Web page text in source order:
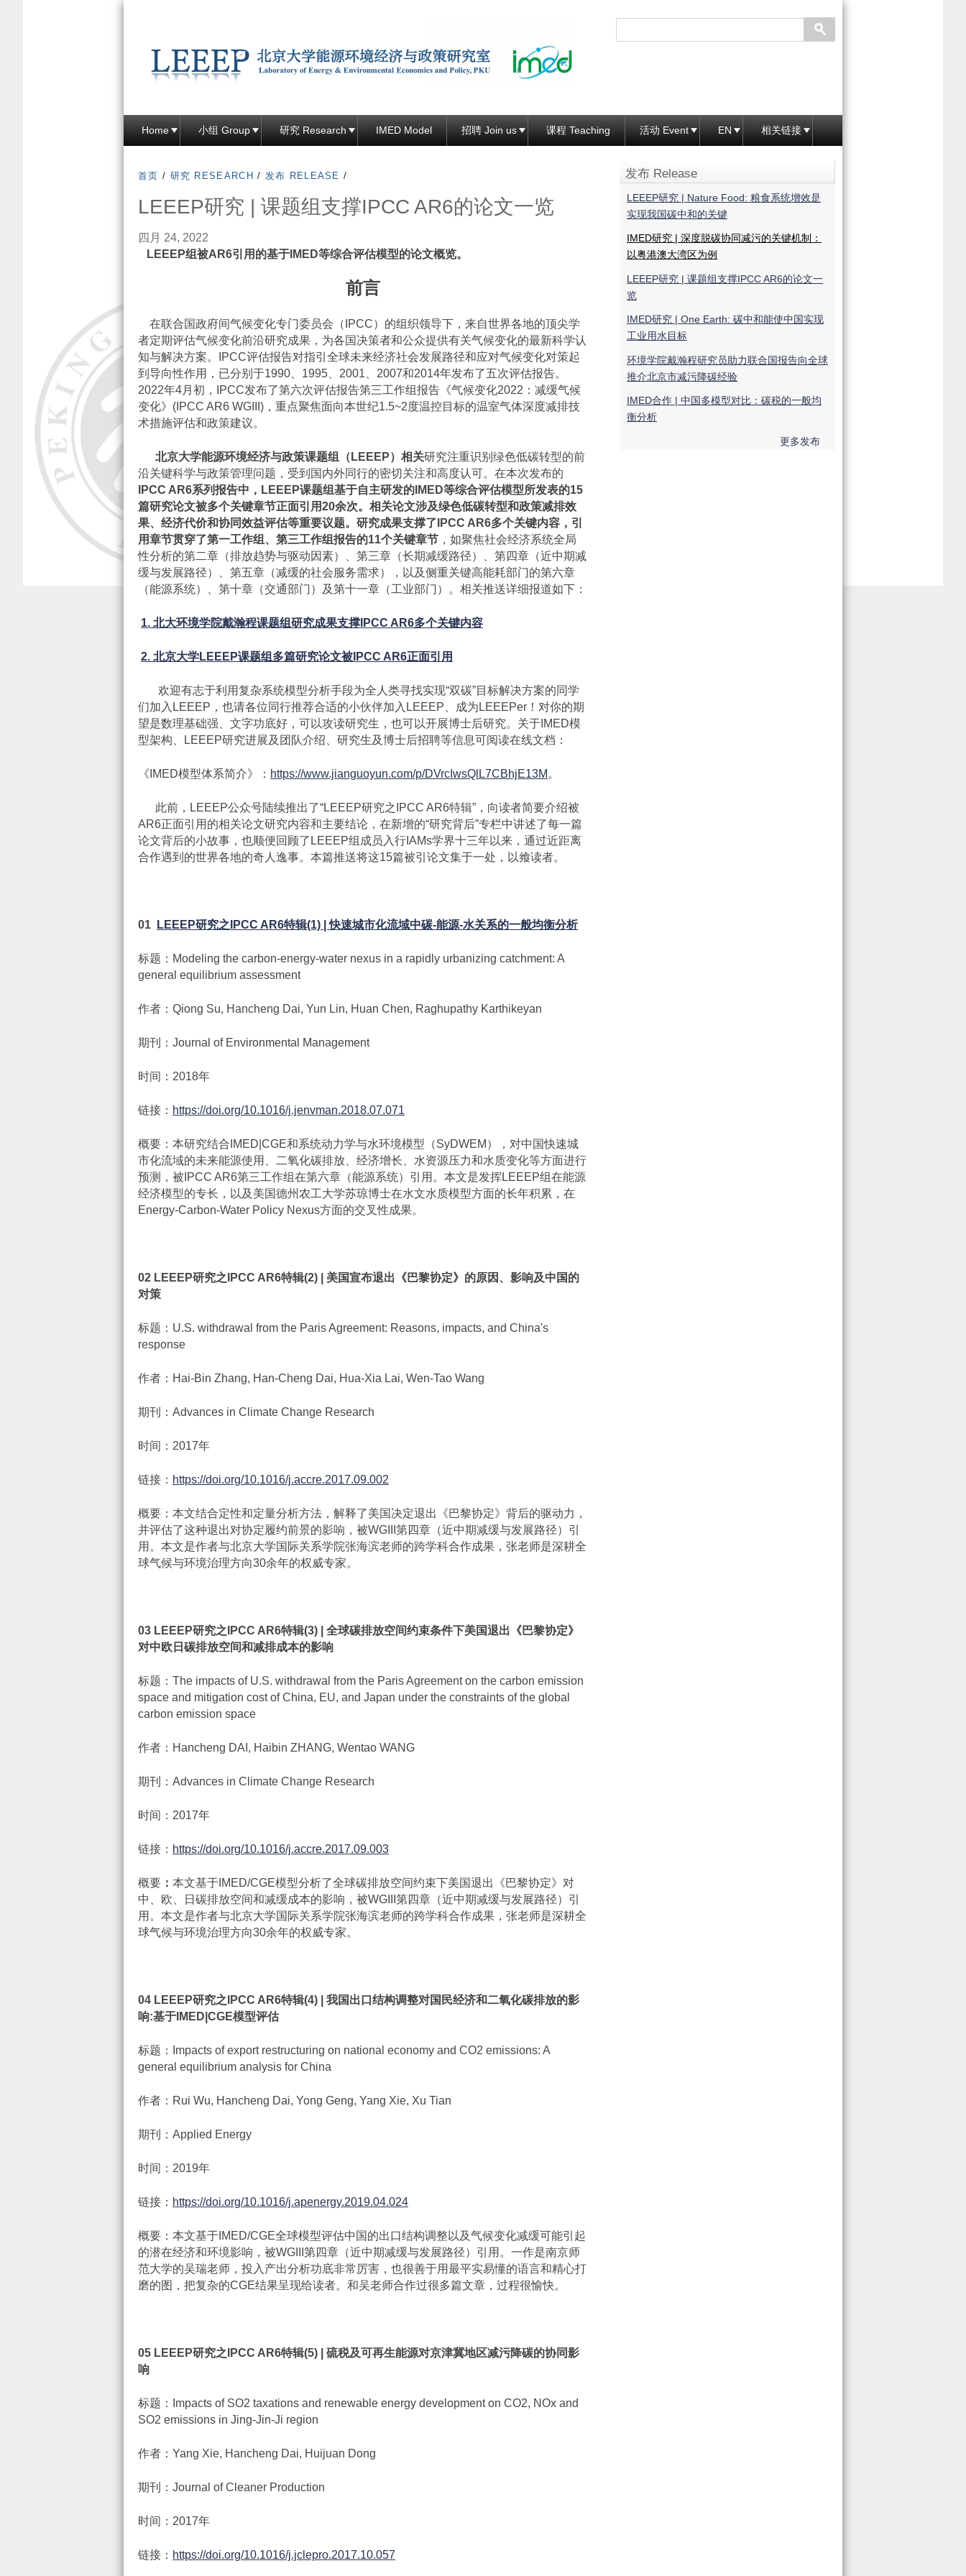
到
页
主
部
Home 小组 Group 研究 Research IMED Model 招聘 Join us 课程 Teaching 活动 Event EN 相关链接
首页 / 研究 RESEARCH / 发布 RELEASE /
LEEEP研究 | 课题组支撑IPCC AR6的论文一览
四月 24, 2022
LEEEP组被AR6引用的基于IMED等综合评估模型的论文概览。
前言
在联合国政府间气候变化专门委员会（IPCC）的组织领导下，来自世界各地的顶尖学
者定期评估气候变化前沿研究成果，为各国决策者和公众提供有关气候变化的最新科学认
知与解决方案。IPCC评估报告对指引全球未来经济社会发展路径和应对气候变化对策起
到导向性作用，已分别于1990、1995、2001、2007和2014年发布了五次评估报告。
2022年4月初，IPCC发布了第六次评估报告第三工作组报告《气候变化2022：减缓气候
变化》(IPCC AR6 WGIII)，重点聚焦面向本世纪1.5~2度温控目标的温室气体深度减排技
术措施评估和政策建议。
北京大学能源环境经济与政策课题组（ LEEEP） 相关研究注重识别绿色低碳转型的前
沿关键科学与政策管理问题，受到国内外同行的密切关注和高度认可。在本次发布的
IPCC AR6系列报告中， LEEEP课题组基于自主研发的 IMED等综合评估模型所发表的15
篇研究论文被多个关键章节正面引用20余次。相关论文涉及绿色低碳转型和政策减排效
果、经济代价和协同效益评估等重要议题。研究成果支撑了 IPCC AR6多个关键内容，引
用章节贯穿了第一工作组、第三工作组报告的11个关键章节 ，如聚焦社会经济系统全局
性分析的第二章（排放趋势与驱动因素）、第三章（长期减缓路径）、第四章（近中期减
缓与发展路径）、第五章（减缓的社会服务需求），以及侧重关键高能耗部门的第六章
（能源系统）、第十章（交通部门）及第十一章（工业部门）。相关推送详细报道如下：
1. 北大环境学院戴瀚程课题组研究成果支撑 IPCC AR6多个关键内容
2. 北京大学LEEEP课题组多篇研究论文被IPCC AR6正面引用
欢迎有志于利用复杂系统模型分析手段为全人类寻找实现“双碳”目标解决方案的同学
们加入LEEEP，也请各位同行推荐合适的小伙伴加入LEEEP、成为LEEEPer！对你的期
望是数理基础强、文字功底好，可以攻读研究生，也可以开展博士后研究。关于IMED模
型架构、LEEEP研究进展及团队介绍、研究生及博士后招聘等信息可阅读在线文档：
《IMED模型体系简介》： https://www.jianguoyun.com/p/DVrcIwsQlL7CBhjE13M 。
此前，LEEEP公众号陆续推出了“LEEEP研究之IPCC AR6特辑”，向读者简要介绍被
AR6正面引用的相关论文研究内容和主要结论，在新增的“研究背后”专栏中讲述了每一篇
论文背后的小故事，也顺便回顾了LEEEP组成员入行IAMs学界十三年以来，通过近距离
合作遇到的世界各地的奇人逸事。本篇推送将这15篇被引论文集于一处，以飨读者。
01 LEEEP研究之 IPCC AR6特辑(1) |快速城市化流域中碳-能源-水关系的一般均衡分析
标题：Modeling the carbon-energy-water nexus in a rapidly urbanizing catchment: A
general equilibrium assessment
作者：Qiong Su, Hancheng Dai, Yun Lin, Huan Chen, Raghupathy Karthikeyan
期刊：Journal of Environmental Management
时间：2018年
链接： https://doi.org/10.1016/j.jenvman.2018.07.071
概要：本研究结合IMED|CGE和系统动力学与水环境模型（SyDWEM），对中国快速城
市化流域的未来能源使用、二氧化碳排放、经济增长、水资源压力和水质变化等方面进行
预测，被IPCC AR6第三工作组在第六章（能源系统）引用。本文是发挥LEEEP组在能源
经济模型的专长，以及美国德州农工大学苏琼博士在水文水质模型方面的长年积累，在
Energy-Carbon-Water Policy Nexus方面的交叉性成果。
02 LEEEP研究之 IPCC AR6特辑(2) | 美国宣布退出《巴黎协定》的原因、影响及中国的
对策
标题：U.S. withdrawal from the Paris Agreement: Reasons, impacts, and China's
response
作者：Hai-Bin Zhang, Han-Cheng Dai, Hua-Xia Lai, Wen-Tao Wang
期刊：Advances in Climate Change Research
时间：2017年
链接： https://doi.org/10.1016/j.accre.2017.09.002
概要：本文结合定性和定量分析方法，解释了美国决定退出《巴黎协定》背后的驱动力，
并评估了这种退出对协定履约前景的影响，被WGIII第四章（近中期减缓与发展路径）引
用。本文是作者与北京大学国际关系学院张海滨老师的跨学科合作成果，张老师是深耕全
球气候与环境治理方向30余年的权威专家。
03 LEEEP研究之 IPCC AR6特辑(3) | 全球碳排放空间约束条件下美国退出《巴黎协定》
对中欧日碳排放空间和减排成本的影响
标题：The impacts of U.S. withdrawal from the Paris Agreement on the carbon emission
space and mitigation cost of China, EU, and Japan under the constraints of the global
carbon emission space
作者：Hancheng DAI, Haibin ZHANG, Wentao WANG
期刊：Advances in Climate Change Research
时间：2017年
链接： https://doi.org/10.1016/j.accre.2017.09.003
概要 ： 本文基于IMED/CGE模型分析了全球碳排放空间约束下美国退出《巴黎协定》对
中、欧、日碳排放空间和减缓成本的影响，被WGIII第四章（近中期减缓与发展路径）引
用。本文是作者与北京大学国际关系学院张海滨老师的跨学科合作成果，张老师是深耕全
球气候与环境治理方向30余年的权威专家。
04 LEEEP研究之 IPCC AR6特辑(4) | 我国出口结构调整对国民经济和二氧化碳排放的影
响:基于 IMED|CGE模型评估
标题：Impacts of export restructuring on national economy and CO2 emissions: A
general equilibrium analysis for China
作者：Rui Wu, Hancheng Dai, Yong Geng, Yang Xie, Xu Tian
期刊：Applied Energy
时间：2019年
链接： https://doi.org/10.1016/j.apenergy.2019.04.024
概要：本文基于IMED/CGE全球模型评估中国的出口结构调整以及气候变化减缓可能引起
的潜在经济和环境影响，被WGIII第四章（近中期减缓与发展路径）引用。一作是南京师
范大学的吴瑞老师，投入产出分析功底非常厉害，也很善于用最平实易懂的语言和精心打
磨的图，把复杂的CGE结果呈现给读者。和吴老师合作过很多篇文章，过程很愉快。
05 LEEEP研究之 IPCC AR6特辑(5) | 硫税及可再生能源对京津冀地区减污降碳的协同影
响
标题：Impacts of SO2 taxations and renewable energy development on CO2, NOx and
SO2 emissions in Jing-Jin-Ji region
作者：Yang Xie, Hancheng Dai, Huijuan Dong
期刊：Journal of Cleaner Production
时间：2017年
链接： https://doi.org/10.1016/j.jclepro.2017.10.057
发布 Release
LEEEP研究 | Nature Food: 粮食系统增效是
实现我国碳中和的关键
IMED研究 | 深度脱碳协同减污的关键机制：
以粤港澳大湾区为例
LEEEP研究 | 课题组支撑IPCC AR6的论文一
览
IMED研究 | One Earth: 碳中和能使中国实现
工业用水目标
环境学院戴瀚程研究员助力联合国报告向全球
推介北京市减污降碳经验
IMED合作 | 中国多模型对比：碳税的一般均
衡分析
更多发布